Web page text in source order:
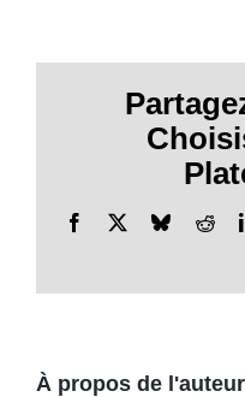
Facebook Bluesky
À propos de